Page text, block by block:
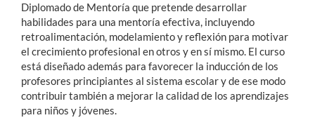
Diplomado de Mentoría que pretende desarrollar
habilidades para una mentoría efectiva, incluyendo
retroalimentación, modelamiento y reflexión para motivar
el crecimiento profesional en otros y en sí mismo. El curso
está diseñado además para favorecer la inducción de los
profesores principiantes al sistema escolar y de ese modo
contribuir también a mejorar la calidad de los aprendizajes
para niños y jóvenes.